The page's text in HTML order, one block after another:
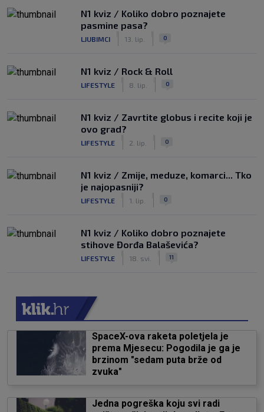
N1 kviz / Koliko dobro poznajete
pasmine pasa?
LJUBIMCI 13. lip. 0
N1 kviz / Rock & Roll
LIFESTYLE 8. lip. 0
N1 kviz / Zavrtite globus i recite koji je
ovo grad?
LIFESTYLE 2. lip. 0
N1 kviz / Zmije, meduze, komarci... Tko
je najopasniji?
LIFESTYLE 1. lip. 0
N1 kviz / Koliko dobro poznajete
stihove Đorđa Balaševića?
LIFESTYLE 18. svi. 11
SpaceX-ova raketa poletjela je
prema Mjesecu: Pogodila je ga je
brzinom "sedam puta brže od
zvuka"
Jedna pogreška koju svi radi